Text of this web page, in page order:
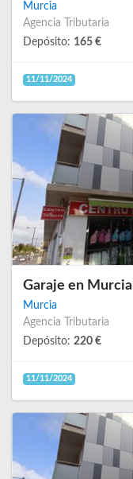
Murcia
Agencia Tributaria
Depósito: 165 €
11/11/2024
Garaje en Murcia
Murcia
Agencia Tributaria
Depósito: 220 €
11/11/2024